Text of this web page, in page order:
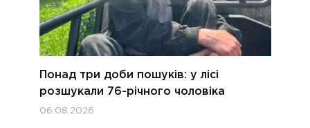
Понад три доби пошуків: у лісі
розшукали 76-річного чоловіка
06.08.2026